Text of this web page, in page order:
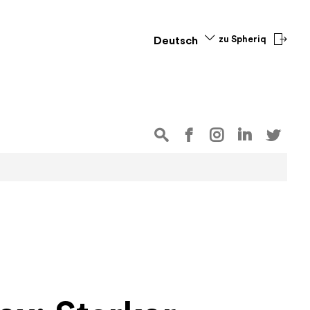
Deutsch zu Spheriq